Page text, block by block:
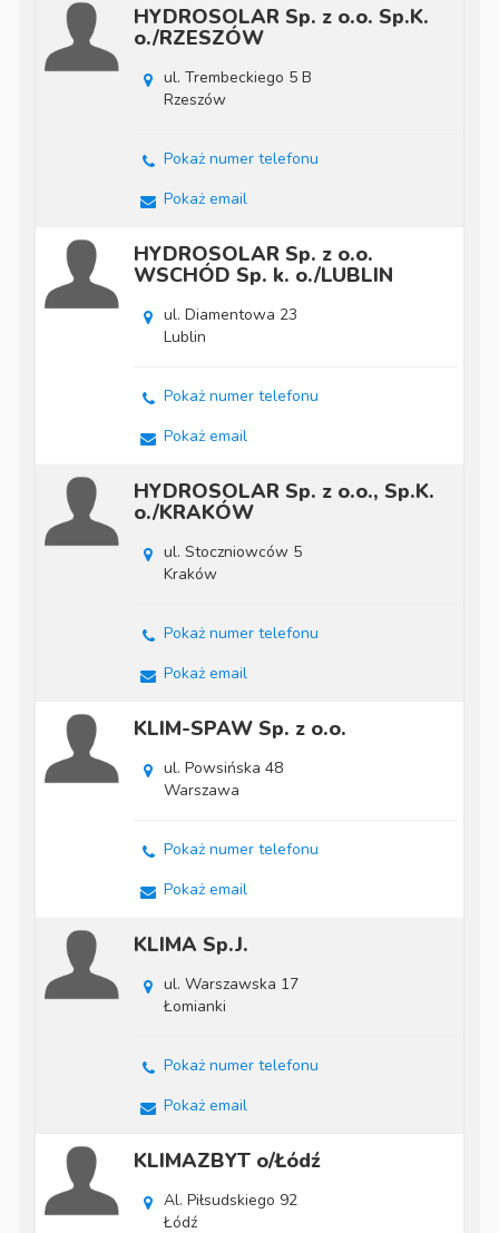
HYDROSOLAR Sp. z o.o. Sp.K.
o./RZESZÓW
ul. Trembeckiego 5 B
Rzeszów
Pokaż numer telefonu
Pokaż email
HYDROSOLAR Sp. z o.o.
WSCHÓD Sp. k. o./LUBLIN
ul. Diamentowa 23
Lublin
Pokaż numer telefonu
Pokaż email
HYDROSOLAR Sp. z o.o., Sp.K.
o./KRAKÓW
ul. Stoczniowców 5
Kraków
Pokaż numer telefonu
Pokaż email
KLIM-SPAW Sp. z o.o.
ul. Powsińska 48
Warszawa
Pokaż numer telefonu
Pokaż email
KLIMA Sp.J.
ul. Warszawska 17
Łomianki
Pokaż numer telefonu
Pokaż email
KLIMAZBYT o/Łódź
Al. Piłsudskiego 92
Łódź